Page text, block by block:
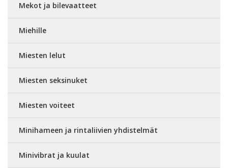
Mekot ja bilevaatteet
Miehille
Miesten lelut
Miesten seksinuket
Miesten voiteet
Minihameen ja rintaliivien yhdistelmät
Minivibrat ja kuulat